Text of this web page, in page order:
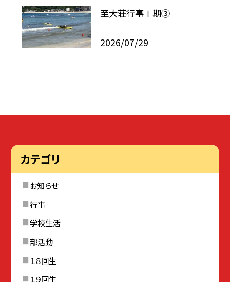
至大荘行事Ⅰ期③
2026/07/29
カテゴリ
お知らせ
行事
学校生活
部活動
１８回生
１９回生